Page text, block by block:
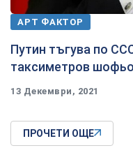
АРТ ФАКТОР
Путин тъгува по
таксиметров
13 Декември, 2021
ПРОЧЕТИ ОЩЕ